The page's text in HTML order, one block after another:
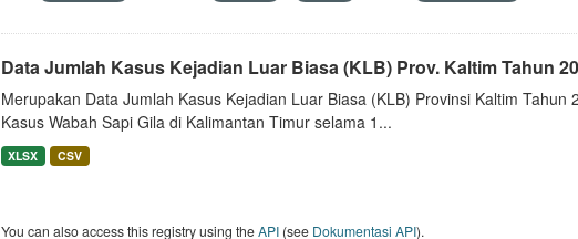
Data Jumlah Kasus Kejadian Luar Biasa (KLB) Prov. Kaltim Tahun
Merupakan Data Jumlah Kasus Kejadian Luar Biasa (KLB) Provinsi Kaltim
Kasus Wabah Sapi Gila di Kalimantan Timur selama 1...
XLSX CSV
You can also access this registry using theAPI(see Dokumentasi API).